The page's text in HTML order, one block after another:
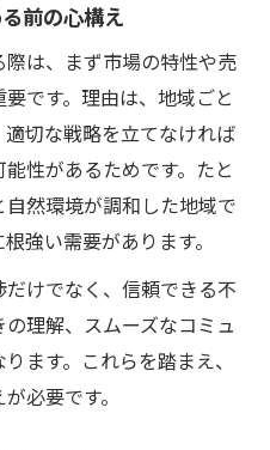
実践的なメソッドの
動産売却メソッドの流
めの売却手法の違い
の選択で重視すべき要
メリットと注意ポイン
の売却ポイント
のための業者選びの
前の心構え
は、まず市場の特性や売
です。理由は、地域ごと
切な戦略を立てなければ
性があるためです。たと
然環境が調和した地域で
強い需要があります。
けでなく、信頼できる不
理解、スムーズなコミュ
ます。これらを踏まえ、
必要です。